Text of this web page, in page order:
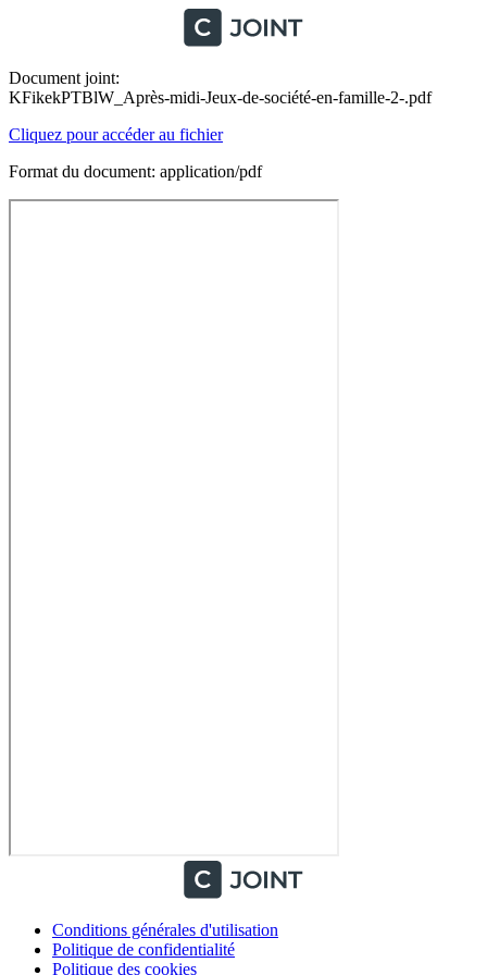
Document joint:
KFikekPTBlW_Après-midi-Jeux-de-société-en-famille-2-.pdf
Cliquez pour accéder au fichier
Format du document: application/pdf
Conditions générales d'utilisation
Politique de confidentialité
Politique des cookies